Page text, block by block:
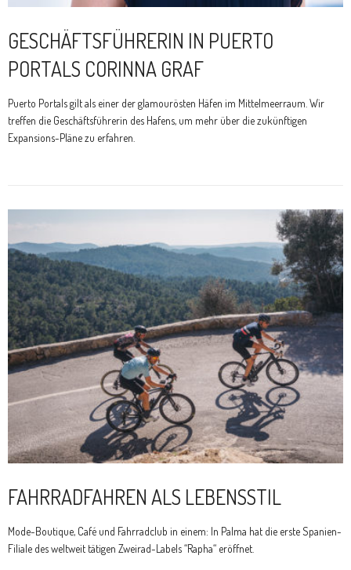
GESCHÄFTSFÜHRERIN IN PUERTO
PORTALS CORINNA GRAF
Puerto Portals gilt als einer der glamourösten Häfen im Mittelmeerraum. Wir
treffen die Geschäftsführerin des Hafens, um mehr über die zukünftigen
Expansions-Pläne zu erfahren.
FAHRRADFAHREN ALS LEBENSSTIL
Mode-Boutique, Café und Fahrradclub in einem: In Palma hat die erste Spanien-
Filiale des weltweit tätigen Zweirad-Labels “Rapha“ eröffnet.